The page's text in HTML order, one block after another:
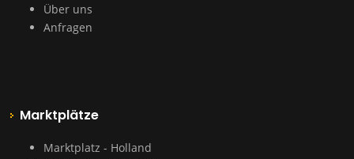
Über uns
Anfragen
Marktplätze
Marktplatz - Holland